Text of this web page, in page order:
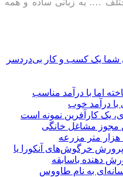
شما یک کسب و کار بی‌دردسر
اما با درآمد مناسب
با درآمد خوب
مجوز مشاغل خانگی
متر مزرعه
پرورش خرگوش‌های آنکورا یا
دهنده باسابقه
به نام طاووس